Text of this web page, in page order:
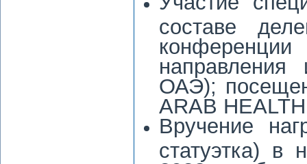
составе
ОАЭ);
ARAB
Вручение
статуэтка) в